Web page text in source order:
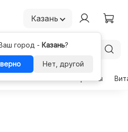
Казань
город - Казань?
Нет, другой
Гормоны